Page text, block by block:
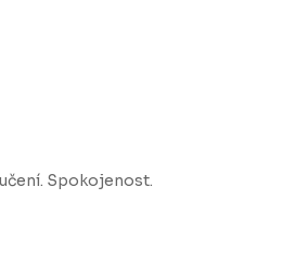
Spokojenost.